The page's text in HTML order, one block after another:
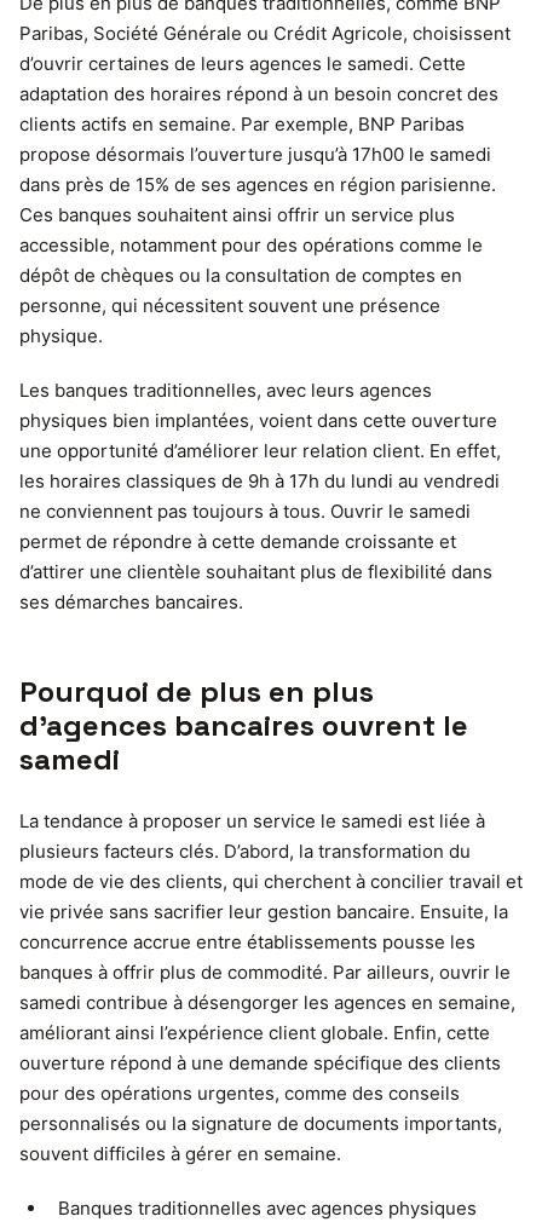
Paribas, Société Générale ou Crédit Agricole, choisissent
d’ouvrir certaines de leurs agences le samedi. Cette
adaptation des horaires répond à un besoin concret des
clients actifs en semaine. Par exemple, BNP Paribas
propose désormais l’ouverture jusqu’à 17h00 le samedi
dans près de 15% de ses agences en région parisienne.
Ces banques souhaitent ainsi offrir un service plus
accessible, notamment pour des opérations comme le
dépôt de chèques ou la consultation de comptes en
personne, qui nécessitent souvent une présence
physique.
Les banques traditionnelles, avec leurs agences
physiques bien implantées, voient dans cette ouverture
une opportunité d’améliorer leur relation client. En effet,
les horaires classiques de 9h à 17h du lundi au vendredi
ne conviennent pas toujours à tous. Ouvrir le samedi
permet de répondre à cette demande croissante et
d’attirer une clientèle souhaitant plus de flexibilité dans
ses démarches bancaires.
Pourquoi de plus en plus
d’agences bancaires ouvrent le
samedi
La tendance à proposer un service le samedi est liée à
plusieurs facteurs clés. D’abord, la transformation du
mode de vie des clients, qui cherchent à concilier travail et
vie privée sans sacrifier leur gestion bancaire. Ensuite, la
concurrence accrue entre établissements pousse les
banques à offrir plus de commodité. Par ailleurs, ouvrir le
samedi contribue à désengorger les agences en semaine,
améliorant ainsi l’expérience client globale. Enfin, cette
ouverture répond à une demande spécifique des clients
pour des opérations urgentes, comme des conseils
personnalisés ou la signature de documents importants,
souvent difficiles à gérer en semaine.
Banques traditionnelles avec agences physiques